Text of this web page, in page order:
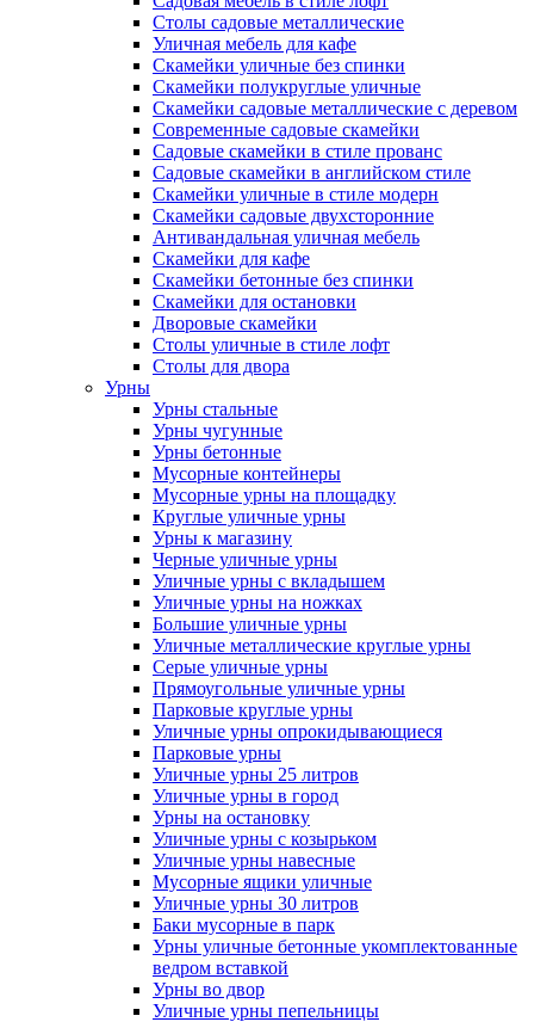
Столы садовые металлические
Уличная мебель для кафе
Скамейки уличные без спинки
Скамейки полукруглые уличные
Скамейки садовые металлические с деревом
Современные садовые скамейки
Садовые скамейки в стиле прованс
Садовые скамейки в английском стиле
Скамейки уличные в стиле модерн
Скамейки садовые двухсторонние
Антивандальная уличная мебель
Скамейки для кафе
Скамейки бетонные без спинки
Скамейки для остановки
Дворовые скамейки
Столы уличные в стиле лофт
Столы для двора
Урны
Урны стальные
Урны чугунные
Урны бетонные
Мусорные контейнеры
Мусорные урны на площадку
Круглые уличные урны
Урны к магазину
Черные уличные урны
Уличные урны с вкладышем
Уличные урны на ножках
Большие уличные урны
Уличные металлические круглые урны
Серые уличные урны
Прямоугольные уличные урны
Парковые круглые урны
Уличные урны опрокидывающиеся
Парковые урны
Уличные урны 25 литров
Уличные урны в город
Урны на остановку
Уличные урны с козырьком
Уличные урны навесные
Мусорные ящики уличные
Уличные урны 30 литров
Баки мусорные в парк
Урны уличные бетонные укомплектованные
ведром вставкой
Урны во двор
Уличные урны пепельницы